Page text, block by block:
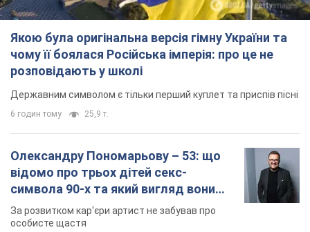
Якою була оригінальна версія гімну України та
чому її боялася Російська імперія: про це не
розповідають у школі
Державним символом є тільки перший куплет та приспів пісні
6 годин тому 25,9 т.
Олександру Пономарьову – 53: що
відомо про трьох дітей секс-
символа 90-х та який вигляд вони
мають
За розвитком кар'єри артист не забував про
особисте щастя